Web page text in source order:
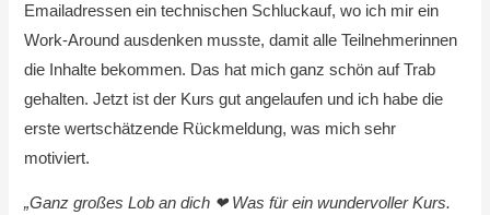
Emailadressen ein technischen Schluckauf, wo ich mir ein
Work-Around ausdenken musste, damit alle Teilnehmerinnen
die Inhalte bekommen. Das hat mich ganz schön auf Trab
gehalten. Jetzt ist der Kurs gut angelaufen und ich habe die
erste wertschätzende Rückmeldung, was mich sehr
motiviert.
„Ganz großes Lob an dich ❤ Was für ein wundervoller Kurs.